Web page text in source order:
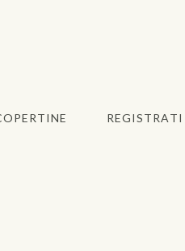
REGISTRATI